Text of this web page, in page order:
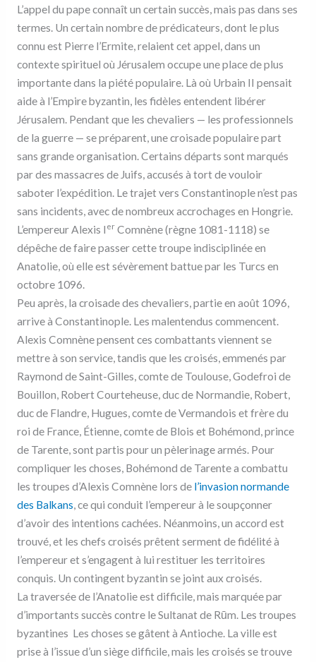
L’appel du pape connaît un certain succès, mais pas dans ses
termes. Un certain nombre de prédicateurs, dont le plus
connu est Pierre l’Ermite, relaient cet appel, dans un
contexte spirituel où Jérusalem occupe une place de plus
importante dans la piété populaire. Là où Urbain II pensait
aide à l’Empire byzantin, les fidèles entendent libérer
Jérusalem. Pendant que les chevaliers — les professionnels
de la guerre — se préparent, une croisade populaire part
sans grande organisation. Certains départs sont marqués
par des massacres de Juifs, accusés à tort de vouloir
saboter l’expédition. Le trajet vers Constantinople n’est pas
sans incidents, avec de nombreux accrochages en Hongrie.
L’empereur Alexis I erComnène (règne 1081-1118) se
dépêche de faire passer cette troupe indisciplinée en
Anatolie, où elle est sévèrement battue par les Turcs en
octobre 1096.
Peu après, la croisade des chevaliers, partie en août 1096,
arrive à Constantinople. Les malentendus commencent.
Alexis Comnène pensent ces combattants viennent se
mettre à son service, tandis que les croisés, emmenés par
Raymond de Saint-Gilles, comte de Toulouse, Godefroi de
Bouillon, Robert Courteheuse, duc de Normandie, Robert,
duc de Flandre, Hugues, comte de Vermandois et frère du
roi de France, Étienne, comte de Blois et Bohémond, prince
de Tarente, sont partis pour un pèlerinage armés. Pour
compliquer les choses, Bohémond de Tarente a combattu
les troupes d’Alexis Comnène lors de l’invasion normande
des Balkans , ce qui conduit l’empereur à le soupçonner
d’avoir des intentions cachées. Néanmoins, un accord est
trouvé, et les chefs croisés prêtent serment de fidélité à
l’empereur et s’engagent à lui restituer les territoires
conquis. Un contingent byzantin se joint aux croisés.
La traversée de l’Anatolie est difficile, mais marquée par
d’importants succès contre le Sultanat de Rūm. Les troupes
byzantines Les choses se gâtent à Antioche. La ville est
prise à l’issue d’un siège difficile, mais les croisés se trouve